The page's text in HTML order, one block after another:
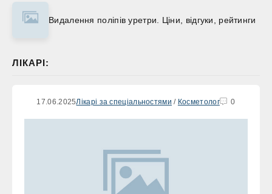
Видалення поліпів уретри. Ціни, відгуки, рейтинги
ЛІКАРІ:
17.06.2025Лікарі за спеціальностями / Косметолог 0